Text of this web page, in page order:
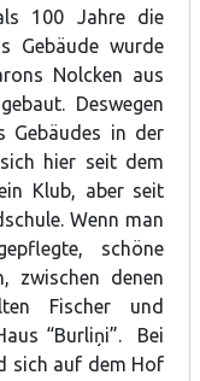
100 Jahre die
Gebäude wurde
Nolcken aus
Deswegen
Gebäudes in der
hier seit dem
Klub, aber seit
Wenn man
schöne
zwischen denen
Fischer und
“Burliņi”. Bei
sich auf dem Hof